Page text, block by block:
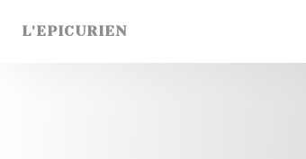
L'EPICURIEN